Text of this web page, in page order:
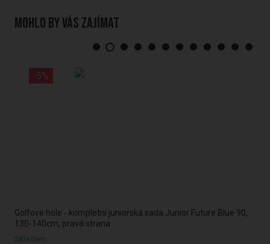
Mohlo by vás zajímat
-5%
Golfové hole - kompletní juniorská sada Junior Future Blue 90,
130-140cm, pravá strana
Skladem